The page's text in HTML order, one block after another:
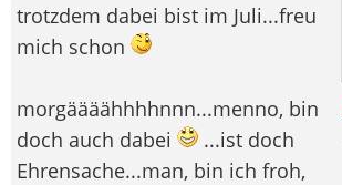
trotzdem dabei bist im Juli...freu
mich schon
morgäääähhhhnnn...menno, bin
doch auch dabei
...ist doch
Ehrensache...man, bin ich froh,